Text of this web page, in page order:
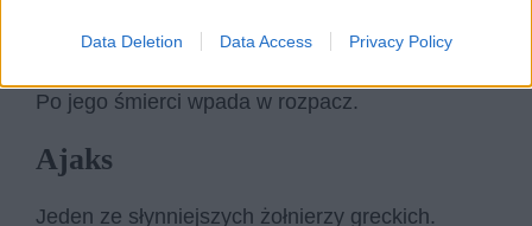
Data Deletion Data Access Privacy Policy
Żona Hektora. Kobieta dojrzała i mądra. Zależy
Po jego śmierci wpada w rozpacz.
Ajaks
Jeden ze słynniejszych żołnierzy greckich.